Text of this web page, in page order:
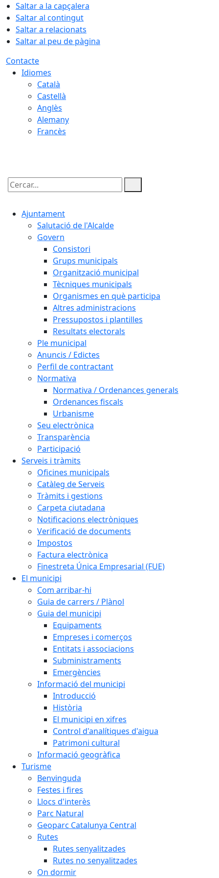
Saltar a la capçalera
Saltar al contingut
Saltar a relacionats
Saltar al peu de pàgina
Contacte
Idiomes
Català
Castellà
Anglès
Alemany
Francès
Cercar:
Ajuntament
Salutació de l'Alcalde
Govern
Consistori
Grups municipals
Organització municipal
Tècniques municipals
Organismes en què participa
Altres administracions
Pressupostos i plantilles
Resultats electorals
Ple municipal
Anuncis / Edictes
Perfil de contractant
Normativa
Normativa / Ordenances generals
Ordenances fiscals
Urbanisme
Seu electrònica
Transparència
Participació
Serveis i tràmits
Oficines municipals
Catàleg de Serveis
Tràmits i gestions
Carpeta ciutadana
Notificacions electròniques
Verificació de documents
Impostos
Factura electrònica
Finestreta Única Empresarial (FUE)
El municipi
Com arribar-hi
Guia de carrers / Plànol
Guia del municipi
Equipaments
Empreses i comerços
Entitats i associacions
Subministraments
Emergències
Informació del municipi
Introducció
Història
El municipi en xifres
Control d'analítiques d'aigua
Patrimoni cultural
Informació geogràfica
Turisme
Benvinguda
Festes i fires
Llocs d'interès
Parc Natural
Geoparc Catalunya Central
Rutes
Rutes senyalitzades
Rutes no senyalitzades
On dormir